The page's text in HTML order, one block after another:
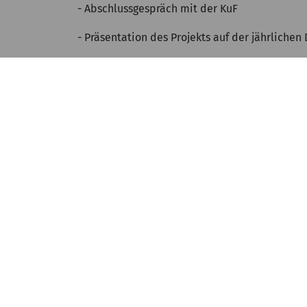
- Abschlussgespräch mit der KuF
- Präsentation des Projekts auf der jährlichen